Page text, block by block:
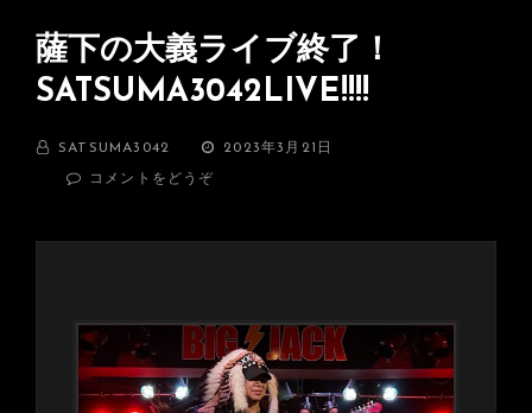
薩下の大義ライブ終了！
SATSUMA3042LIVE!!!!
BY SATSUMA3042
投
稿
2023年3月21日
コメントをどうぞ
大
ブ
終
了！
SATSUMA3042LIVE!!!!)